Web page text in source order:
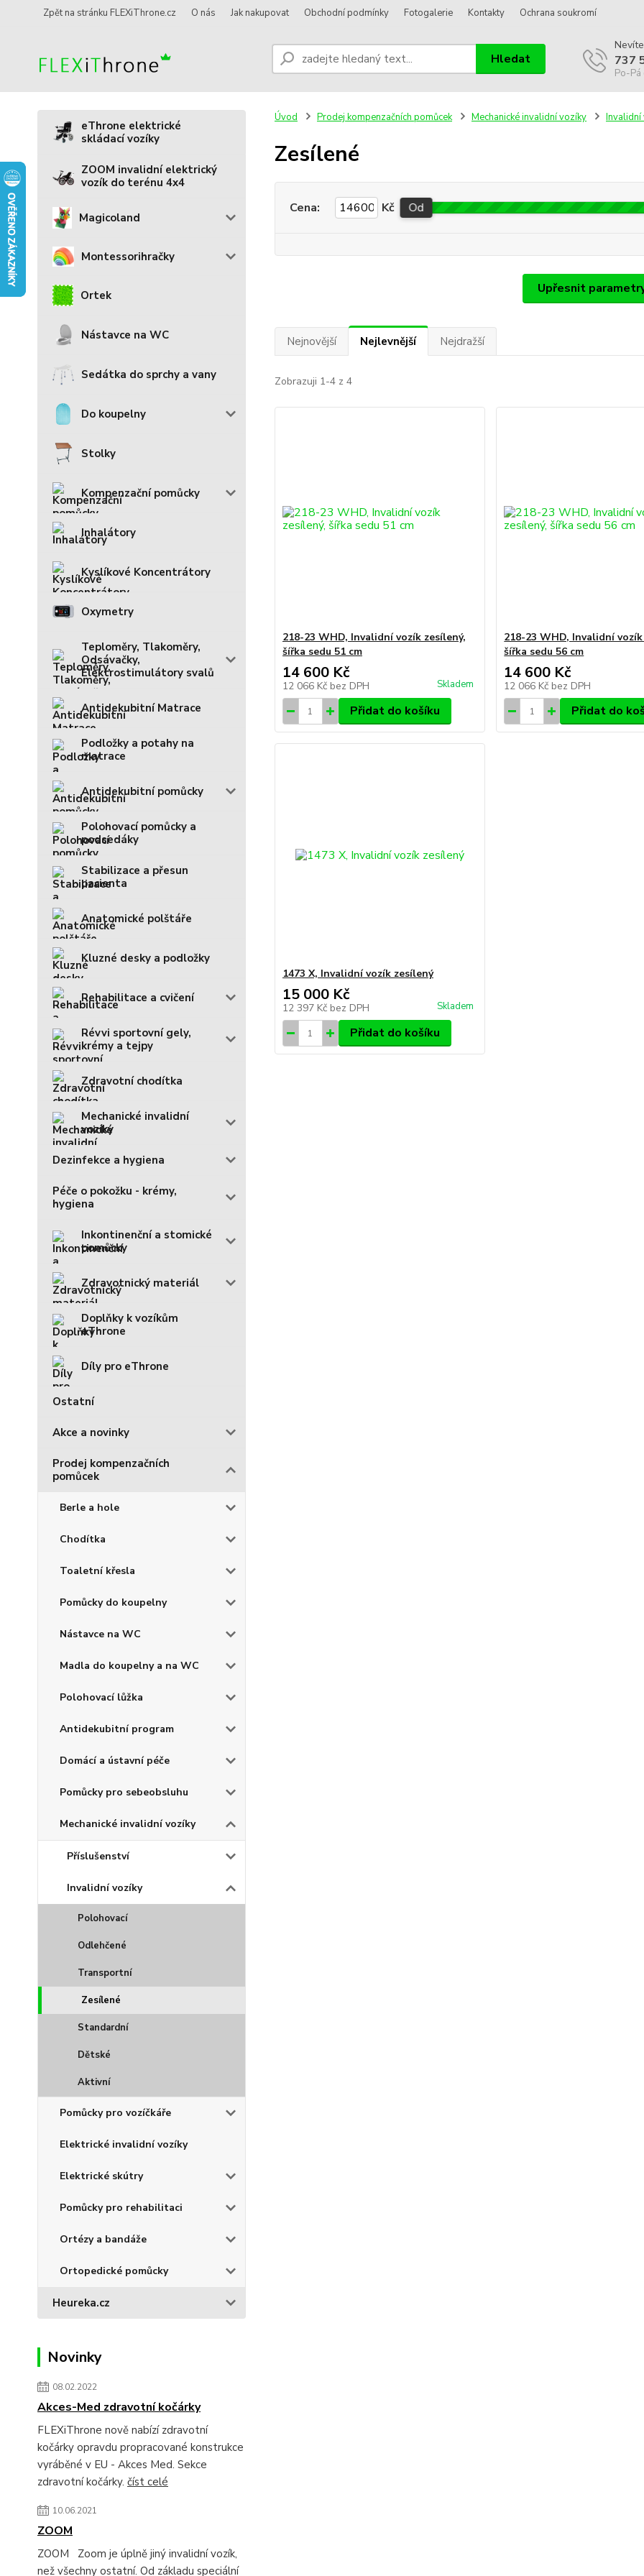
Zpět na stránku FLEXiThrone.cz O nás Jak nakupovat Obchodní podmínky Fotogalerie Kontakty Ochrana soukromí
Hledat 737
Po-
eThrone elektrické
skládací vozíky
ZOOM invalidní elektrický
vozík do terénu 4x4
Magicoland
Montessorihračky
Ortek
Nástavce na WC
Sedátka do sprchy a vany
Do koupelny
Stolky
Kompenzační pomůcky
Inhalátory
Kyslíkové Koncentrátory
Oxymetry
Teploměry, Tlakoměry,
Odsávačky,
Elektrostimulátory svalů
Antidekubitní Matrace
Podložky a potahy na
matrace
Antidekubitní pomůcky
Polohovací pomůcky a
podsedáky
Stabilizace a přesun
pacienta
Anatomické polštáře
Kluzné desky a podložky
Rehabilitace a cvičení
Révvi sportovní gely,
krémy a tejpy
Zdravotní chodítka
Mechanické invalidní
vozíky
Dezinfekce a hygiena
Péče o pokožku - krémy,
hygiena
Inkontinenční a stomické
pomůcky
Zdravotnický materiál
Doplňky k vozíkům
eThrone
Díly pro eThrone
Ostatní
Akce a novinky
Prodej kompenzačních
pomůcek
Berle a hole
Chodítka
Toaletní křesla
Pomůcky do koupelny
Nástavce na WC
Madla do koupelny a na WC
Polohovací lůžka
Antidekubitní program
Domácí a ústavní péče
Pomůcky pro sebeobsluhu
Mechanické invalidní vozíky
Příslušenství
Invalidní vozíky
Polohovací
Odlehčené
Transportní
Zesílené
Standardní
Dětské
Aktivní
Pomůcky pro vozíčkáře
Elektrické invalidní vozíky
Elektrické skútry
Pomůcky pro rehabilitaci
Ortézy a bandáže
Ortopedické pomůcky
Heureka.cz
Novinky
08.02.2022
Akces-Med zdravotní kočárky
FLEXiThrone nově nabízí zdravotní
kočárky opravdu propracované konstrukce
vyráběné v EU - Akces Med. Sekce
zdravotní kočárky. číst celé
10.06.2021
ZOOM
ZOOM Zoom je úplně jiný invalidní vozík,
než všechny ostatní. Od základu speciální
Úvod Prodej kompenzačních pomůcek Mechanické invalidní vozíky Invalidní
Zesílené
Upřesnit
Cena: Kč Od
Nejnovější Nejlevnější Nejdražší
Zobrazuji 1-4 z 4
218-23 WHD, Invalidní vozík zesílený,
šířka sedu 51 cm
14 600 Kč
12 066 Kč bez DPH Skladem
Přidat do košíku
218-23 WHD, Invalidní
šířka sedu 56 cm
14 600 Kč
12 066 Kč bez DPH
Přidat do
1473 X, Invalidní vozík zesílený
15 000 Kč
12 397 Kč bez DPH Skladem
Přidat do košíku